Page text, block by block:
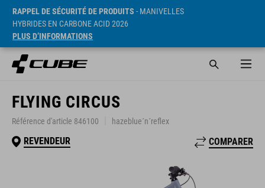
RAPPEL DE SÉCURITÉ DE PRODUITS - MANIVELLES
HYBRIDES EN CARBONE ACID 2026
PLUS D’INFORMATIONS
FLYING CIRCUS
Référence d'article 846100 hazeblue´n´reflex
REVENDEUR COMPARER